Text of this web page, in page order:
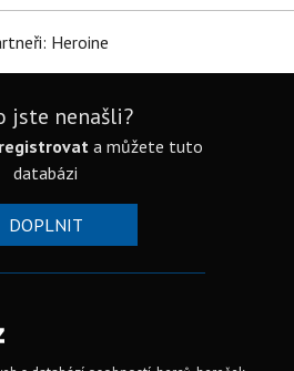
Heroine
jste nenašli?
a můžete tuto
databázi
DOPLNIT